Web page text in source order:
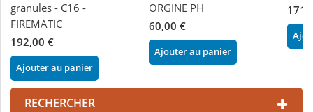
granules - C16 -
FIREMATIC
192,00 €
Ajouter au panier
ORGINE PH
60,00 €
Ajouter au panier
RECHERCHER